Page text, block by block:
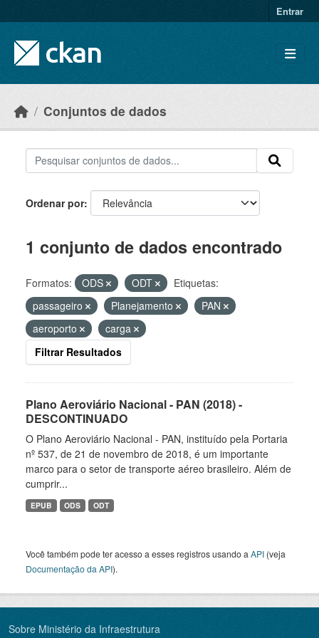
Entrar
Conjuntos de dados
Ordenar por
1 conjunto de dados encontrado
Formatos: ODS ODT
Etiquetas:
passageiro
Planejamento
PAN
aeroporto
carga
Filtrar Resultados
Plano Aeroviário Nacional - PAN (2018) -
DESCONTINUADO
O Plano Aeroviário Nacional - PAN, instituído pela Portaria
nº 537, de 21 de novembro de 2018, é um importante
marco para o setor de transporte aéreo brasileiro. Além de
cumprir...
EPUB ODS ODT
Você também pode ter acesso a esses registros usando a API (veja
Documentação da API).
Sobre Ministério da Infraestrutura